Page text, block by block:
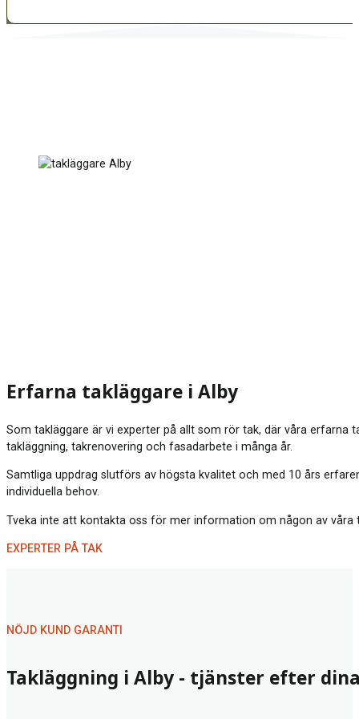
Erfarna takläggare i Alby
Som takläggare är vi experter på allt som rör tak, där våra erfarna
takläggning, takrenovering och fasadarbete i många år.
Samtliga uppdrag slutförs av högsta kvalitet och med 10 års
individuella behov.
Tveka inte att kontakta oss för mer information om någon av
EXPERTER PÅ TAK
Takläggning i Alby - tjänster efter
NÖJD KUND GARANTI